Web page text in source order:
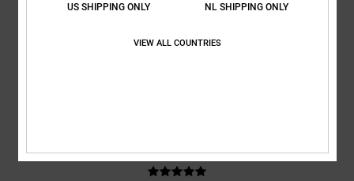
The plastic on the outside of the shoe pushes in and causing
US SHIPPING ONLY NL SHIPPING ONLY
VIEW ALL COUNTRIES